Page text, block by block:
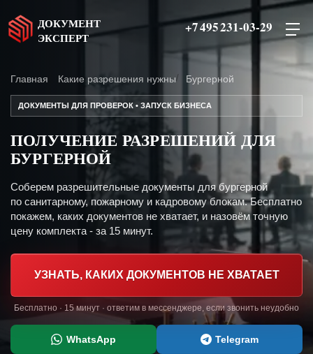
ДОКУМЕНТ
ЭКСПЕРТ
+7 495 231-03-29
Главная Какие разрешения нужны Бургерной
ДОКУМЕНТЫ ДЛЯ ПРОВЕРОК • ЗАПУСК БИЗНЕСА
ПОЛУЧЕНИЕ РАЗРЕШЕНИЙ ДЛЯ
БУРГЕРНОЙ
Соберем разрешительные документы для бургерной
по санитарному, пожарному и кадровому блокам. Бесплатно
покажем, каких документов не хватает, и назовём точную
цену комплекта - за 15 минут.
УЗНАТЬ, КАКИХ ДОКУМЕНТОВ НЕ ХВАТАЕТ
Бесплатно · 15 минут · ответим в мессенджере, если звонить неудобно
WhatsApp Telegram